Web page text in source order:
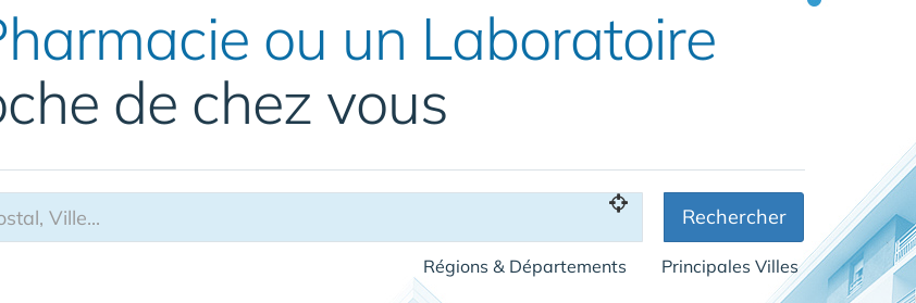
ou un Laboratoire
de chez vous
Rechercher
Régions & Départements Principales Villes